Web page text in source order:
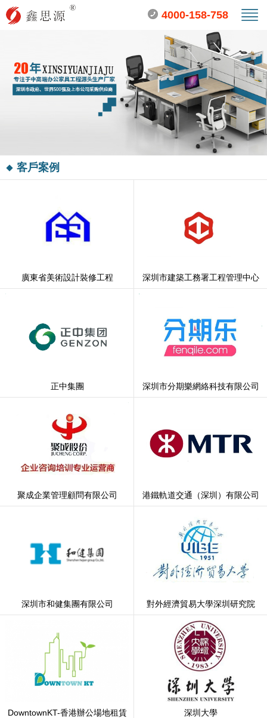
4000-158-758
客戶案例
廣東省美術設計裝修工程 深圳市建築工務署工程管理中心
正中集團 深圳市分期樂網絡科技有限公司
聚成企業管理顧問有限公司 港鐵軌道交通（深圳）有限公司
深圳市和健集團有限公司 對外經濟貿易大學深圳研究院
DowntownKT-香港辦公場地租賃 深圳大學